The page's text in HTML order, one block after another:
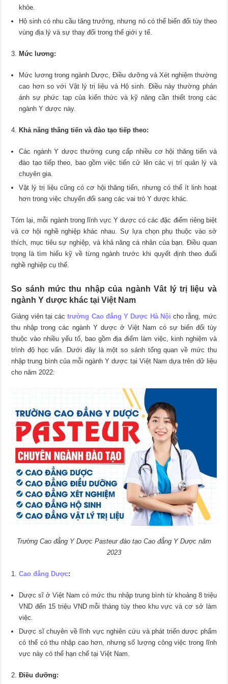
khỏe.
Hộ sinh có nhu cầu tăng trưởng, nhưng nó có thể biến đổi tùy theo
vùng địa lý và sự thay đổi trong thế giới y tế.
Mức lương:
Mức lương trong ngành Dược, Điều dưỡng và Xét nghiệm thường
cao hơn so với Vật lý trị liệu và Hộ sinh. Điều này thường phản
ánh sự phức tạp của kiến thức và kỹ năng cần thiết trong các
ngành Y dược này.
Khả năng thăng tiến và đào tạo tiếp theo:
Các ngành Y dược thường cung cấp nhiều cơ hội thăng tiến và
đào tạo tiếp theo, bao gồm việc tiến cử lên các vị trí quản lý và
chuyên gia.
Vật lý trị liệu cũng có cơ hội thăng tiến, nhưng có thể ít linh hoạt
hơn trong việc chuyển đổi sang các vai trò Y dược khác.
Tóm lại, mỗi ngành trong lĩnh vực Y dược có các đặc điểm riêng biệt
và cơ hội nghề nghiệp khác nhau. Sự lựa chọn phụ thuộc vào sở
thích, mục tiêu sự nghiệp, và khả năng cá nhân của bạn. Điều quan
trọng là tìm hiểu kỹ về từng ngành trước khi quyết định theo đuổi
nghề nghiệp cụ thể.
So sánh mức thu nhập của ngành Vât lý trị liệu và
ngành Y dược khác tại Việt Nam
Giảng viên tại cáctrường Cao đẳng Y Dược Hà Nội cho rằng, mức
thu nhập trong các ngành Y dược ở Việt Nam có sự biến đổi tùy
thuộc vào nhiều yếu tố, bao gồm địa điểm làm việc, kinh nghiệm và
trình độ học vấn. Dưới đây là một so sánh tổng quan về mức thu
nhập trung bình của mỗi ngành Y dược tại Việt Nam dựa trên dữ liệu
cho năm 2022:
Trường Cao đẳng Y Dược Pasteur đào tạo Cao đẳng Y Dược năm
2023
Cao đẳng Dược:
Dược sĩ ở Việt Nam có mức thu nhập trung bình từ khoảng 8 triệu
VND đến 15 triệu VND mỗi tháng tùy theo khu vực và cơ sở làm
việc.
Dược sĩ chuyên về lĩnh vực nghiên cứu và phát triển dược phẩm
có thể có thu nhập cao hơn, nhưng số lượng công việc trong lĩnh
vực này có thể hạn chế tại Việt Nam.
Điều dưỡng: